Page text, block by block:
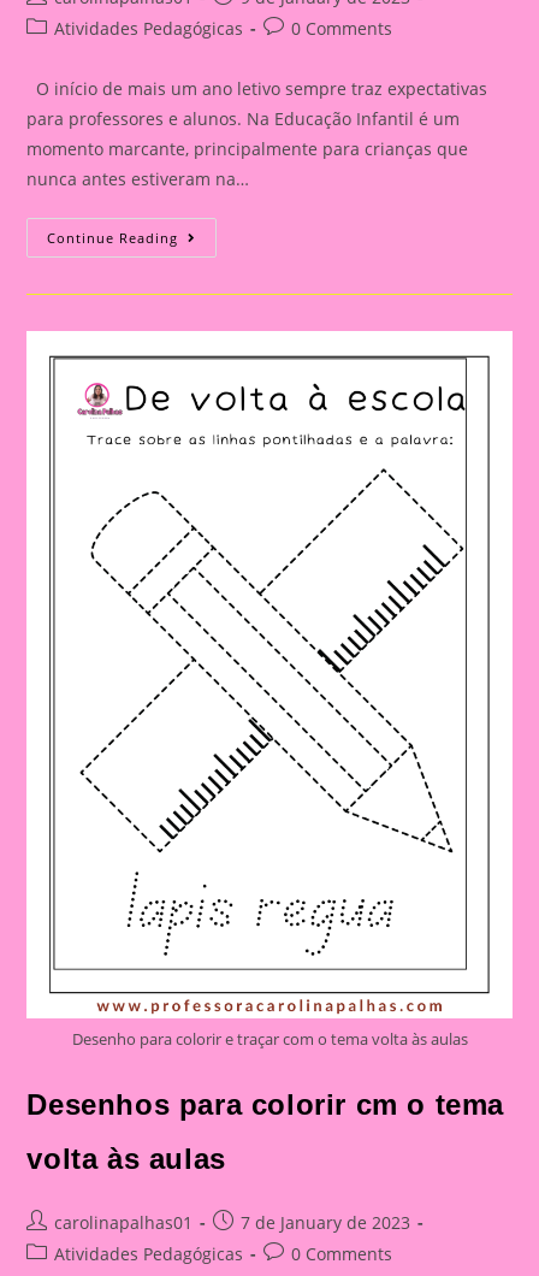
Volta
Às
Aulas
author:
published:
PostAtividades Pedagógicas
Post0 Comments
O início de mais um ano letivo sempre traz expectativas
para professores e alunos. Na Educação Infantil é um
momento marcante, principalmente para crianças que
nunca antes estiveram na…
Continue Reading Desenhos
Para
Com
Às
Desenho para colorir e traçar com o tema volta às aulas
Desenhos para colorir cm o tema
volta às aulas
Post
author:
carolinapalhas01
Post
published:
7 de January de 2023
PostAtividades Pedagógicas
Post0 Comments